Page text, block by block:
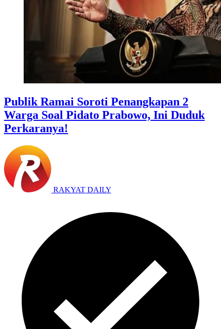
Publik Ramai Soroti Penangkapan 2
Warga Soal Pidato Prabowo, Ini Duduk
Perkaranya!
RAKYAT DAILY